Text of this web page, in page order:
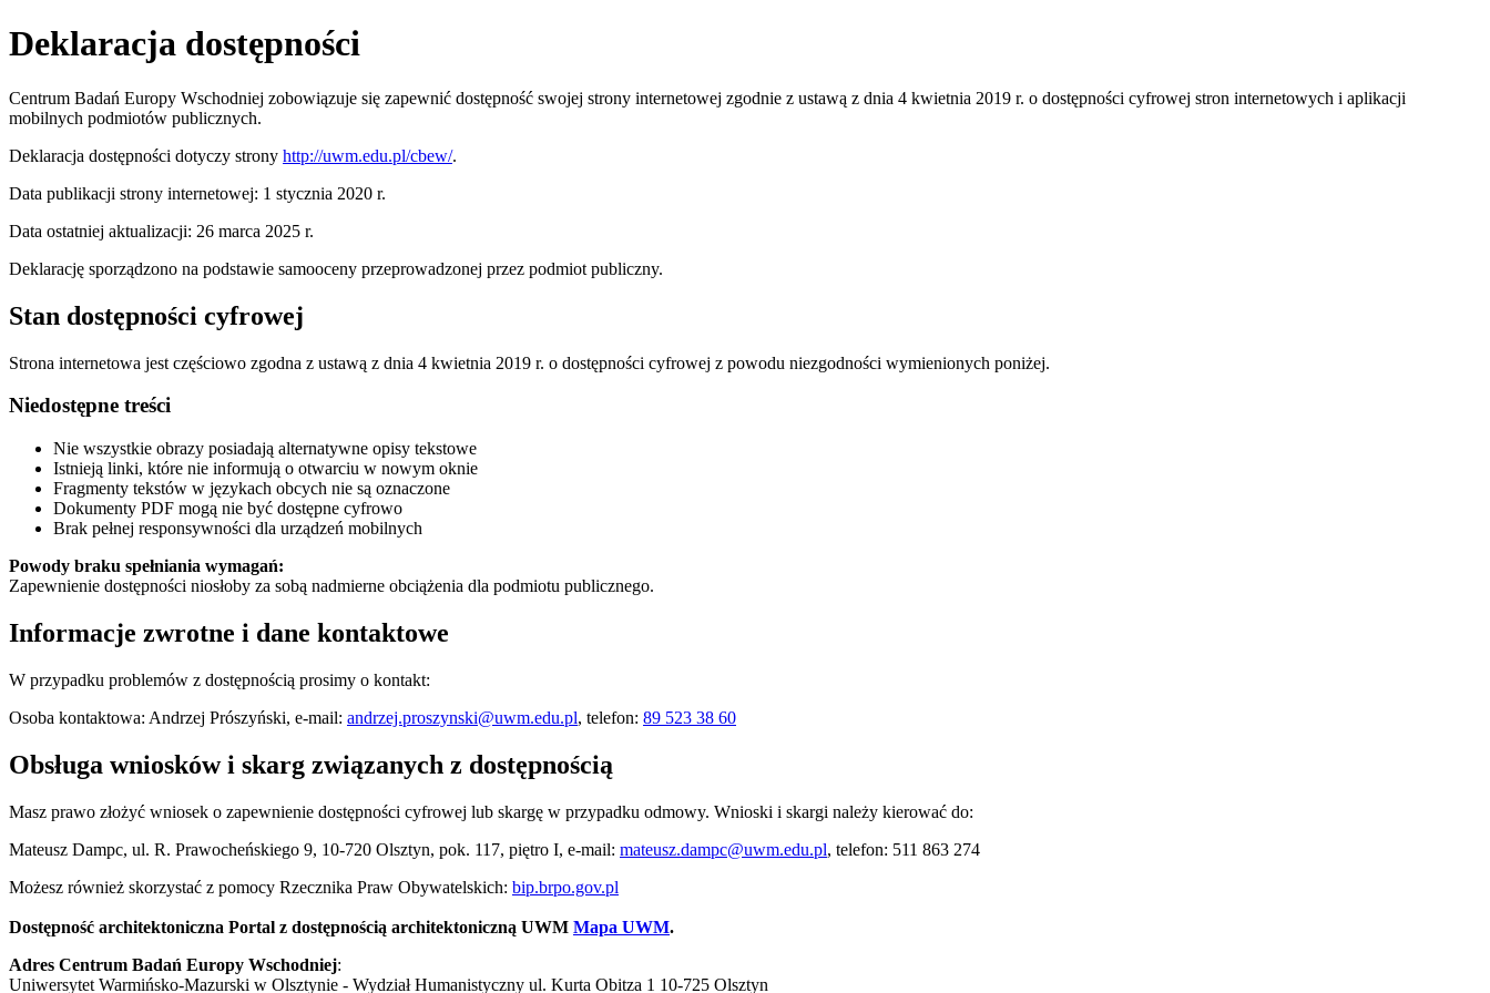
Deklaracja dostępności
Centrum Badań Europy Wschodniej zobowiązuje się zapewnić dostępność swojej strony internetowej zgodnie z ustawą z dnia 4 kwietnia 2019 r. o dostępności cyfrowej stron internetowych i aplikacji
mobilnych podmiotów publicznych.
Deklaracja dostępności dotyczy strony http://uwm.edu.pl/cbew/.
Data publikacji strony internetowej: 1 stycznia 2020 r.
Data ostatniej aktualizacji: 26 marca 2025 r.
Deklarację sporządzono na podstawie samooceny przeprowadzonej przez podmiot publiczny.
Stan dostępności cyfrowej
Strona internetowa jest częściowo zgodna z ustawą z dnia 4 kwietnia 2019 r. o dostępności cyfrowej z powodu niezgodności wymienionych poniżej.
Niedostępne treści
Nie wszystkie obrazy posiadają alternatywne opisy tekstowe
Istnieją linki, które nie informują o otwarciu w nowym oknie
Fragmenty tekstów w językach obcych nie są oznaczone
Dokumenty PDF mogą nie być dostępne cyfrowo
Brak pełnej responsywności dla urządzeń mobilnych
Powody braku spełniania wymagań:
Zapewnienie dostępności niosłoby za sobą nadmierne obciążenia dla podmiotu publicznego.
Informacje zwrotne i dane kontaktowe
W przypadku problemów z dostępnością prosimy o kontakt:
Osoba kontaktowa: Andrzej Prószyński, e-mail: andrzej.proszynski@uwm.edu.pl, telefon: 89 523 38 60
Obsługa wniosków i skarg związanych z dostępnością
Masz prawo złożyć wniosek o zapewnienie dostępności cyfrowej lub skargę w przypadku odmowy. Wnioski i skargi należy kierować do:
Mateusz Dampc, ul. R. Prawocheńskiego 9, 10-720 Olsztyn, pok. 117, piętro I, e-mail: mateusz.dampc@uwm.edu.pl, telefon: 511 863 274
Możesz również skorzystać z pomocy Rzecznika Praw Obywatelskich: bip.brpo.gov.pl
Dostępność architektoniczna Portal z dostępnością architektoniczną UWM Mapa UWM.
Adres Centrum Badań Europy Wschodniej:
Uniwersytet Warmińsko-Mazurski w Olsztynie - Wydział Humanistyczny ul. Kurta Obitza 1 10-725 Olsztyn